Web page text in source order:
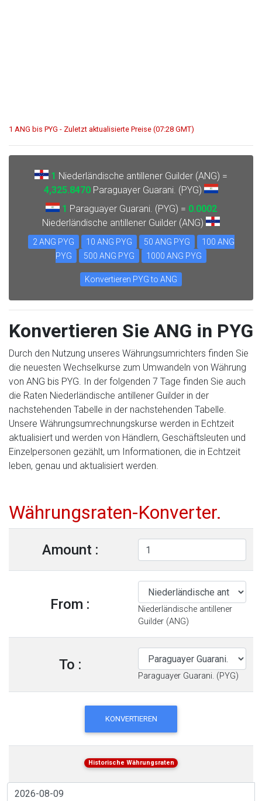
1 ANG bis PYG - Zuletzt aktualisierte Preise (07:28 GMT)
1 Niederländische antillener Guilder (ANG) =
4,325.8470 Paraguayer Guarani. (PYG)
1 Paraguayer Guarani. (PYG) = 0.0002
Niederländische antillener Guilder (ANG)
2 ANG PYG 10 ANG PYG 50 ANG PYG
100 ANG
PYG
500 ANG PYG 1000 ANG PYG
Konvertieren PYG to ANG
Konvertieren Sie ANG in PYG
Durch den Nutzung unseres Währungsumrichters finden Sie
die neuesten Wechselkurse zum Umwandeln von Währung
von ANG bis PYG. In der folgenden 7 Tage finden Sie auch
die Raten Niederländische antillener Guilder in der
nachstehenden Tabelle in der nachstehenden Tabelle.
Unsere Währungsumrechnungskurse werden in Echtzeit
aktualisiert und werden von Händlern, Geschäftsleuten und
Einzelpersonen gezählt, um Informationen, die in Echtzeit
leben, genau und aktualisiert werden.
Währungsraten-Konverter.
Amount :
From :
Niederländische antillener
Guilder (ANG)
To :
Paraguayer Guarani. (PYG)
KONVERTIEREN
Historische Währungsraten